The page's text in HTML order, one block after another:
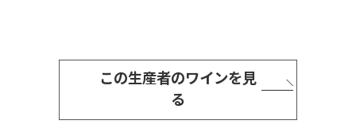
この生産者のワインを見
る